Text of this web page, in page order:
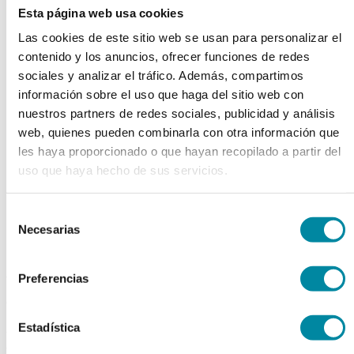
Esta página web usa cookies
Las cookies de este sitio web se usan para personalizar el
contenido y los anuncios, ofrecer funciones de redes
sociales y analizar el tráfico. Además, compartimos
información sobre el uso que haga del sitio web con
nuestros partners de redes sociales, publicidad y análisis
web, quienes pueden combinarla con otra información que
les haya proporcionado o que hayan recopilado a partir del
uso que haya hecho de sus servicios.
Necesarias
Preferencias
Estadística
chevron_leftchevron_right
adquiriendo este producto
BICALUTAMIDA